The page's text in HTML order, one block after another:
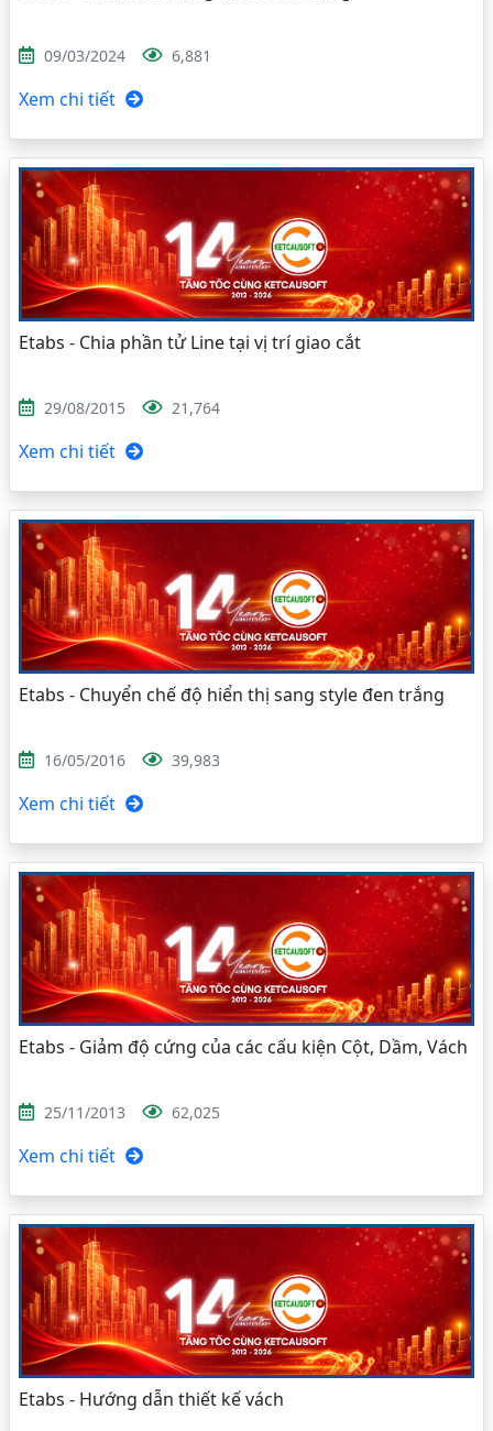
09/03/2024 6,881
Xem chi tiết
Etabs - Chia phần tử Line tại vị trí giao cắt
29/08/2015 21,764
Xem chi tiết
Etabs - Chuyển chế độ hiển thị sang style đen trắng
16/05/2016 39,983
Xem chi tiết
Etabs - Giảm độ cứng của các cấu kiện Cột, Dầm, Vách
25/11/2013 62,025
Xem chi tiết
Etabs - Hướng dẫn thiết kế vách